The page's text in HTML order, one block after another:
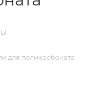
—
для поликарбоната